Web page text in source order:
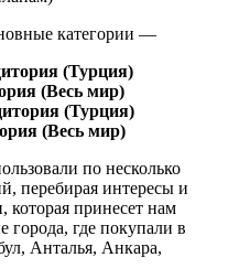
категории —
(Турция)
(Весь мир)
(Турция)
(Весь мир)
по несколько
перебирая интересы и
которая принесет нам
где покупали в
Анталья, Анкара,